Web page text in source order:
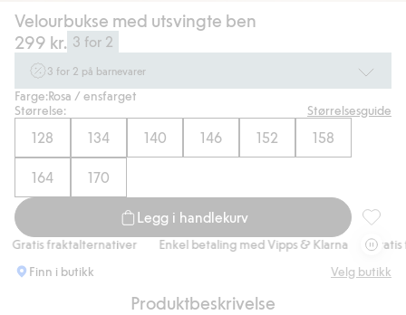
Velourbukse med utsvingte ben
299 kr. 3 for 2
3 for 2 på barnevarer
Ikke Newbie. Gjelder når du handler 2 eller flere varer som inngår i tilbudet
tom. 17/8 i butikk & online for deg som er eller blir medlem. Kan ikke
Handle nå
Farge:Rosa / ensfarget
Størrelse:
Størrelsesguide
128 134 140 146 152 158
164 170
Legg i handlekurv
fraktalternativer Enkel betaling med Vipps & Klarna
Gratis
Finn i butikk
Velg butikk
Produktbeskrivelse